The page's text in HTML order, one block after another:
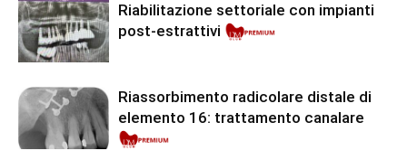
Riabilitazione settoriale con impianti
post-estrattivi
Riassorbimento radicolare distale di
elemento 16: trattamento canalare